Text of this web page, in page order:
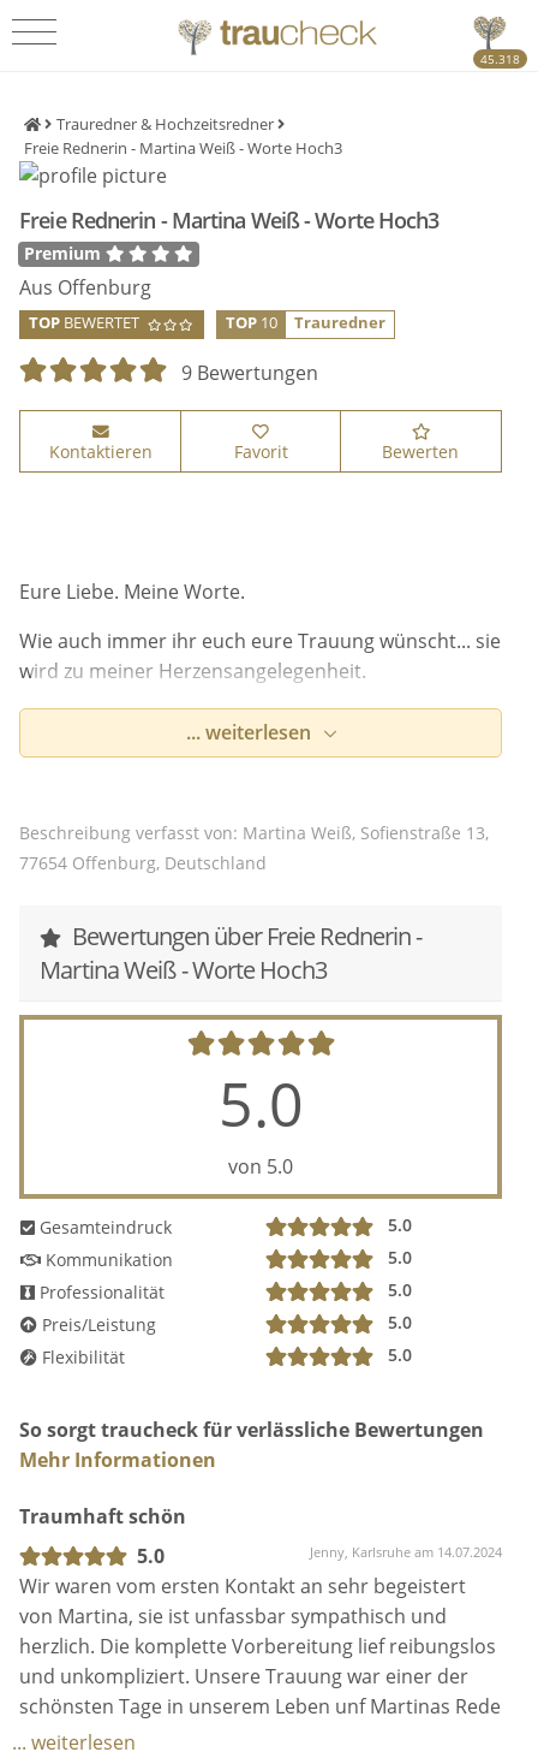
45.318
Trauredner & Hochzeitsredner
Freie Rednerin - Martina Weiß - Worte Hoch3
Freie Rednerin - Martina Weiß - Worte Hoch3
Premium
Aus Offenburg
TOP BEWERTET TOP 10 Trauredner
9 Bewertungen
Kontaktieren Favorit Bewerten
Eure Liebe. Meine Worte.
Wie auch immer ihr euch eure Trauung wünscht... sie
wird zu meiner Herzensangelegenheit.
Herzlich. Authentisch. Familiär. Entspannt. Fröhlich.
Tiefgründig. Maßgeschneidert. Berührend.
Ich habe eine Ausbildung zur Freien Rednerin mit
freue mich auf euch.
... weiterlesen
Beschreibung verfasst von: Martina Weiß, Sofienstraße 13,
77654 Offenburg, Deutschland
Bewertungen über Freie Rednerin -
Martina Weiß - Worte Hoch3
5.0
von 5.0
Gesamteindruck
5.0
Kommunikation
5.0
Professionalität
5.0
Preis/Leistung
5.0
Flexibilität
5.0
So sorgt traucheck für verlässliche Bewertungen
Mehr Informationen
Traumhaft schön
5.0
Jenny, Karlsruhe am 14.07.2024
Wir waren vom ersten Kontakt an sehr begeistert
von Martina, sie ist unfassbar sympathisch und
herzlich. Die komplette Vorbereitung lief reibungslos
und unkompliziert. Unsere Trauung war einer der
schönsten Tage in unserem Leben unf Martinas Rede
hat zu 100% zu uns gepasst. Sie hat sich jede
... weiterlesen